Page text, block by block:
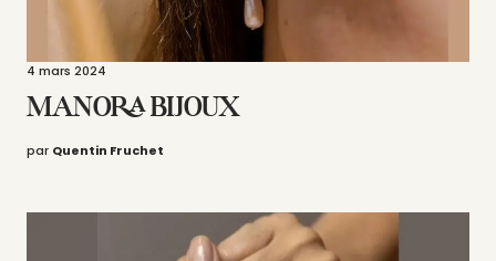
4 mars 2024
MANORA BIJOUX
par Quentin Fruchet